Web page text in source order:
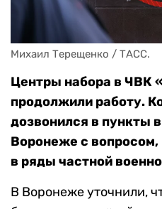
Михаил Терещенко / ТАСС.
Центры набора в ЧВК
продолжили работу.
дозвонился в пункты
Воронеже с
в ряды частной
В Воронеже уточнили,